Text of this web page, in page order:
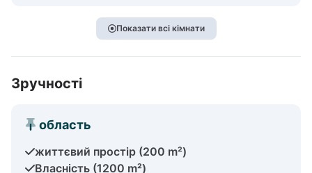
Показати всі кімнати
Зручності
область
життєвий простір (200 m²)
Власність (1200 m²)